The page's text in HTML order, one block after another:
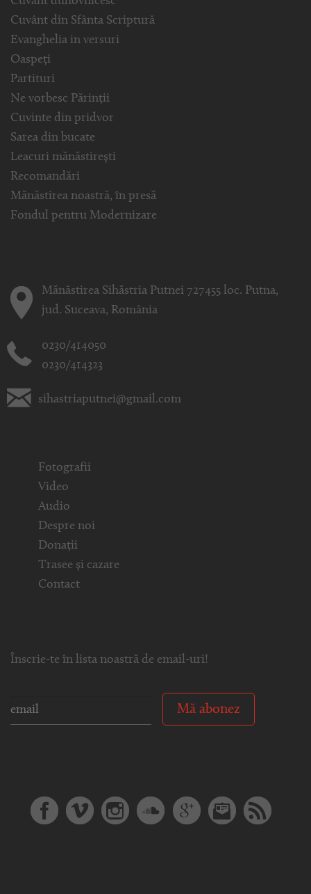
Cuvânt din Sfânta Scriptură
Evanghelia in versuri
Oaspeți
Partituri
Ne vorbesc Părinții
Cuvinte din pridvor
Sarea din bucate
Leacuri mănăstirești
Recomandări
Mănăstirea noastră, în presă
Fondul pentru Modernizare
Mănăstirea Sihăstria Putnei 727455 loc. Putna,
jud. Suceava, România
0230/414050
0230/414323
sihastriaputnei@gmail.com
Fotografii
Video
Audio
Despre noi
Donații
Trasee și cazare
Contact
Înscrie-te în lista noastră de email-uri!
Mă abonez